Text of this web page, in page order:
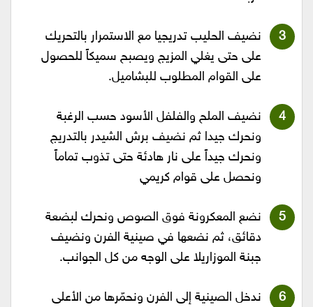
نضيف الحليب تدريجيا مع الاستمرار بالتحريك
على حتى يغلي المزيج ويصبح سميكاً للحصول
على القوام المطلوب للبشاميل.
نضيف الملح والفلفل الأسود حسب الرغبة
ونحرك جيدا ثم نضيف برش الشيدر بالتدريج
ونحرك جيداً على نار هادئة حتى تذوب تماماً
ونحصل على قوام كريمي
نضع المعكرونة فوق الصوص ونحرك لبضعة
دقائق، ثم نضعها في صينية الفرن ونضيف
جبنة الموزاريلا على الوجه من كل الجوانب.
ندخل الصينية إلى الفرن ونحمّرها من الأعلى